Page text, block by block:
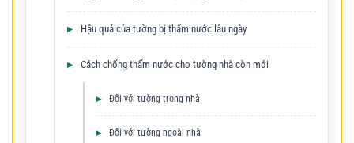
Hậu quả của tường bị thấm nước lâu ngày
Cách chống thấm nước cho tường nhà còn mới
Đối với tường trong nhà
Đối với tường ngoài nhà